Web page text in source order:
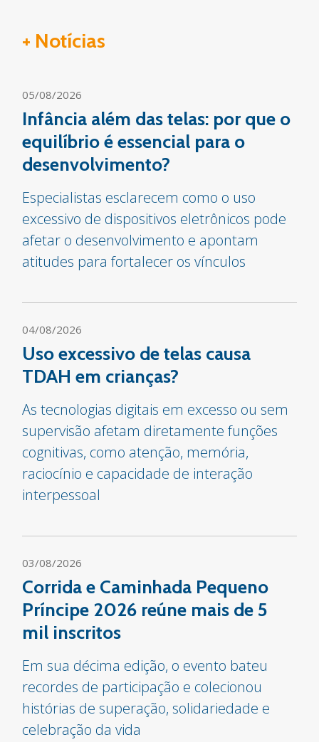
+ Notícias
05/08/2026
Infância além das telas: por que o
equilíbrio é essencial para o
desenvolvimento?
Especialistas esclarecem como o uso
excessivo de dispositivos eletrônicos pode
afetar o desenvolvimento e apontam
atitudes para fortalecer os vínculos
04/08/2026
Uso excessivo de telas causa
TDAH em crianças?
As tecnologias digitais em excesso ou sem
supervisão afetam diretamente funções
cognitivas, como atenção, memória,
raciocínio e capacidade de interação
interpessoal
03/08/2026
Corrida e Caminhada Pequeno
Príncipe 2026 reúne mais de 5
mil inscritos
Em sua décima edição, o evento bateu
recordes de participação e colecionou
histórias de superação, solidariedade e
celebração da vida